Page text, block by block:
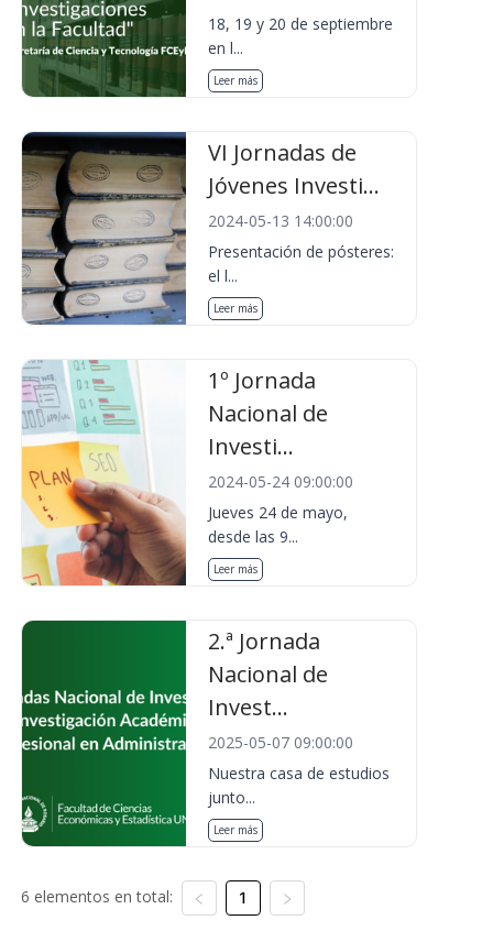
18, 19 y 20 de septiembre
en l...
Leer más
VI Jornadas de
Jóvenes Investi...
2024-05-13 14:00:00
Presentación de pósteres:
el l...
Leer más
1º Jornada
Nacional de
Investi...
2024-05-24 09:00:00
Jueves 24 de mayo,
desde las 9...
Leer más
2.ª Jornada
Nacional de
Invest...
2025-05-07 09:00:00
Nuestra casa de estudios
junto...
Leer más
6 elementos en total: 1